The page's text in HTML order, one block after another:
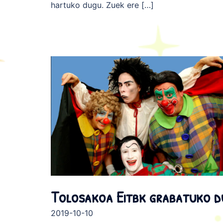
hartuko dugu. Zuek ere […]
Tolosakoa Eitbk grabatuko
2019-10-10